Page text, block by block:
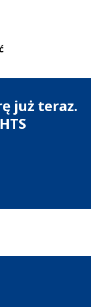
już teraz.